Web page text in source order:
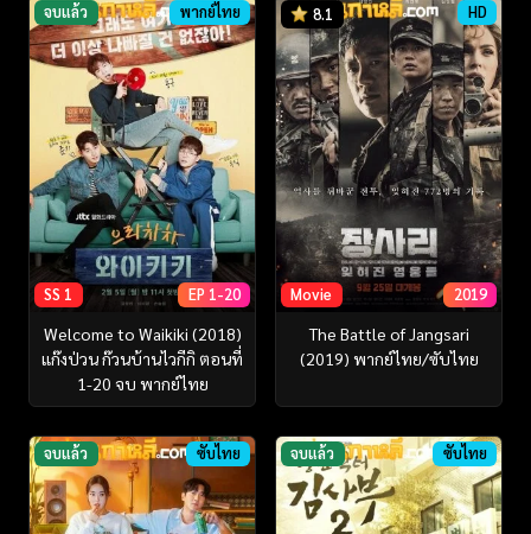
จบแล้ว พากย์ไทย
SS 1 EP 1-20
Welcome to Waikiki (2018)
แก๊งป่วน ก๊วนบ้านไวกีกิ ตอนที่
1-20 จบ พากย์ไทย
8.1 HD
Movie 2019
The Battle of Jangsari
(2019) พากย์ไทย/ซับไทย
จบแล้ว ซับไทย จบแล้ว ซับไทย